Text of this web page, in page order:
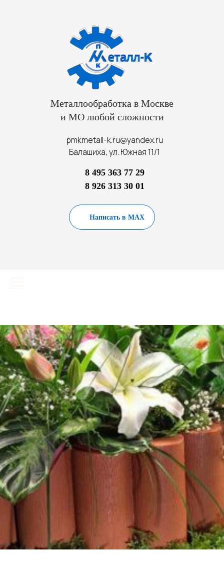
Металлообработка в Москве
и МО любой сложности
pmkmetall-k.ru@yandex.ru
Балашиха, ул. Южная 11/1
8 495 363 77 29
8 926 313 30 01
Написать в MAX